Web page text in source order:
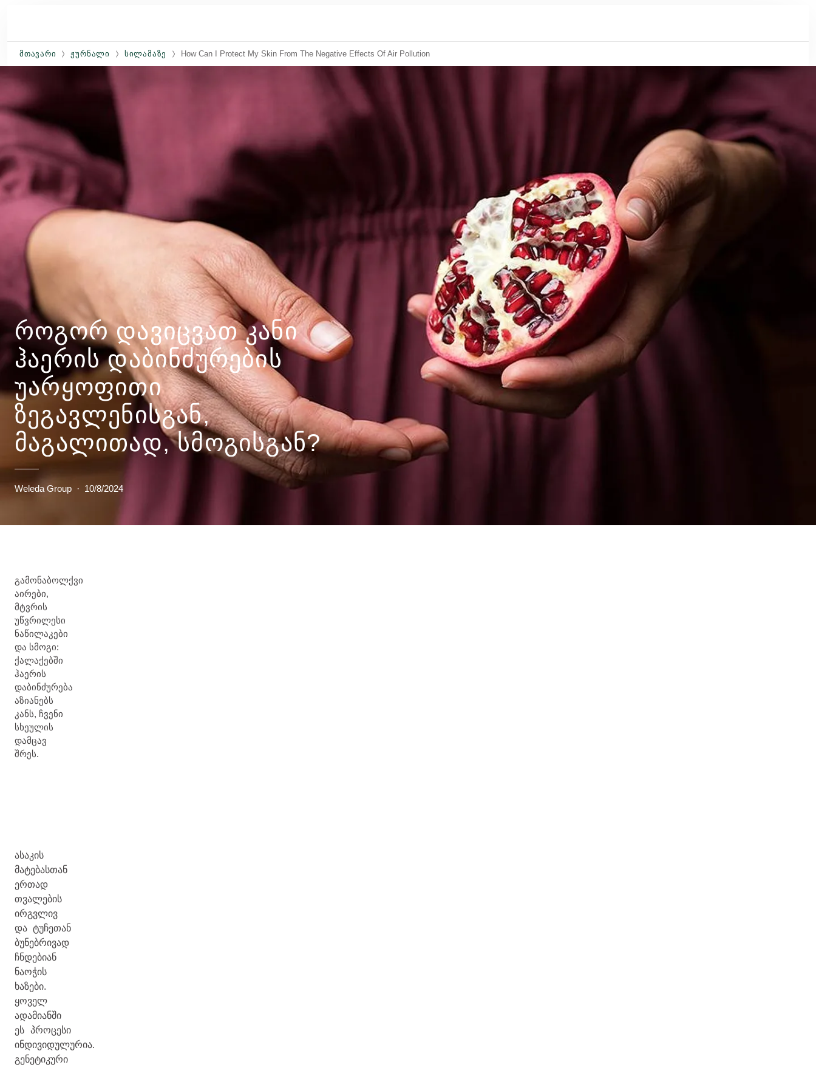
ᲛᲗᲐᲕᲐᲠᲘ ᲟᲣᲠᲜᲐᲚᲘ ᲡᲘᲚᲐᲛᲐᲖᲔ How Can I Protect My Skin From The Negative Effects Of Air Pollution
ᲠᲝᲒᲝᲠ ᲓᲐᲕᲘᲪᲕᲐᲗ ᲙᲐᲜᲘ
ᲰᲐᲔᲠᲘᲡ ᲓᲐᲑᲘᲜᲫᲣᲠᲔᲑᲘᲡ
ᲣᲐᲠᲧᲝᲤᲘᲗᲘ
ᲖᲔᲒᲐᲕᲚᲔᲜᲘᲡᲒᲐᲜ,
ᲛᲐᲒᲐᲚᲘᲗᲐᲓ, ᲡᲛᲝᲒᲘᲡᲒᲐᲜ?
Weleda Group · 10/8/2024
გამონაბოლქვი
აირები,
მტვრის
უწვრილესი
ნაწილაკები
და სმოგი:
ქალაქებში
ჰაერის
დაბინძურება
აზიანებს
კანს, ჩვენი
სხეულის
დამცავ
შრეს.
ასაკის
მატებასთან
ერთად
თვალების
ირგვლივ
და ტუჩეთან
ბუნებრივად
ჩნდებიან
ნაოჭის
ხაზები.
ყოველ
ადამიანში
ეს პროცესი
ინდივიდულურია.
გენეტიკური